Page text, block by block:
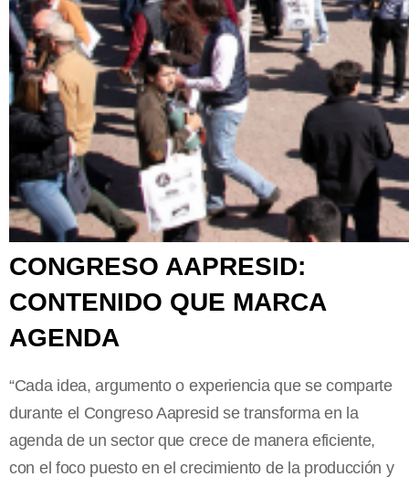
CONGRESO AAPRESID:
CONTENIDO QUE MARCA
AGENDA
“Cada idea, argumento o experiencia que se comparte
durante el Congreso Aapresid se transforma en la
agenda de un sector que crece de manera eficiente,
con el foco puesto en el crecimiento de la producción y